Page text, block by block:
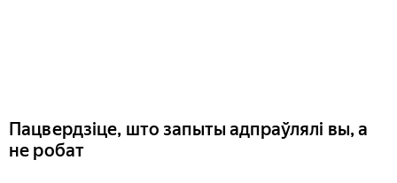
Пацвердзіце, што запыты адпраўлялі вы, а
не робат